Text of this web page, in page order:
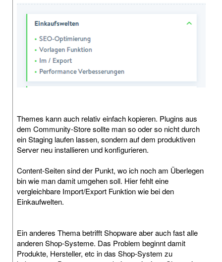
Themes kann auch relativ einfach kopieren. Plugins aus
dem Community-Store sollte man so oder so nicht durch
ein Staging laufen lassen, sondern auf dem produktiven
Server neu installieren und konfigurieren.
Content-Seiten sind der Punkt, wo ich noch am Überlegen
bin wie man damit umgehen soll. Hier fehlt eine
vergleichbare Import/Export Funktion wie bei den
Einkaufwelten.
Ein anderes Thema betrifft Shopware aber auch fast alle
anderen Shop-Systeme. Das Problem beginnt damit
Produkte, Hersteller, etc in das Shop-System zu